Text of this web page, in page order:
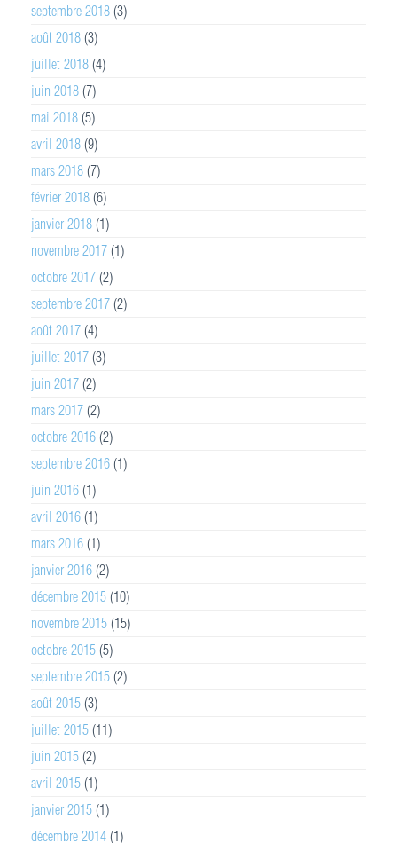
septembre 2018 (3)
août 2018 (3)
juillet 2018 (4)
juin 2018 (7)
mai 2018 (5)
avril 2018 (9)
mars 2018 (7)
février 2018 (6)
janvier 2018 (1)
novembre 2017 (1)
octobre 2017 (2)
septembre 2017 (2)
août 2017 (4)
juillet 2017 (3)
juin 2017 (2)
mars 2017 (2)
octobre 2016 (2)
septembre 2016 (1)
juin 2016 (1)
avril 2016 (1)
mars 2016 (1)
janvier 2016 (2)
décembre 2015 (10)
novembre 2015 (15)
octobre 2015 (5)
septembre 2015 (2)
août 2015 (3)
juillet 2015 (11)
juin 2015 (2)
avril 2015 (1)
janvier 2015 (1)
décembre 2014 (1)